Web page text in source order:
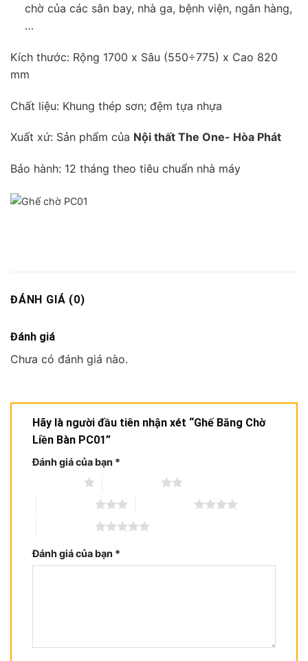
chờ của các sân bay, nhà ga, bệnh viện, ngân hàng,
…
Kích thước: Rộng 1700 x Sâu (550÷775) x Cao 820
mm
Chất liệu: Khung thép sơn; đệm tựa nhựa
Xuất xứ: Sản phẩm của Nội thất The One- Hòa Phát
Bảo hành: 12 tháng theo tiêu chuẩn nhà máy
ĐÁNH GIÁ (0)
Đánh giá
Chưa có đánh giá nào.
Hãy là người đầu tiên nhận xét “Ghế Băng Chờ
Liền Bàn PC01”
Đánh giá của bạn *
Đánh giá của bạn *